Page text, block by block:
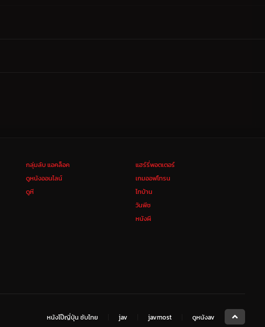
กลุ่มลับ แอคล็อค
ดูหนังออนไลน์
ดูหี
แฮร์รี่พอตเตอร์
เกมออฟโทรน
ไทบ้าน
วันพีช
หนังผี
หนังโป๊ญี่ปุ่น ซับไทย jav javmost ดูหนังav